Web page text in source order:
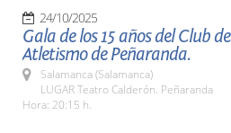
24/10/2025
Gala de los 15 años del Club de
Atletismo de Peñaranda.
Salamanca (Salamanca)
LUGAR Teatro Calderón. Peñaranda
Hora: 20:15 h.